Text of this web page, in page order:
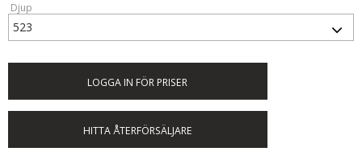
Djup
LOGGA IN FÖR PRISER
HITTA ÅTERFÖRSÄLJARE